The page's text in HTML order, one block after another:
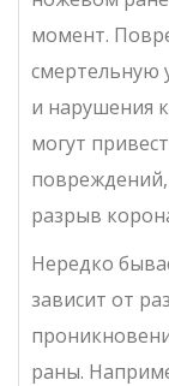
момент.
смертельную
и нарушения
могут
разрыв
Нередко
зависит от
раны.